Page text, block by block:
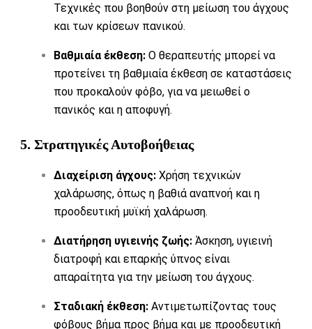
Τεχνικές που βοηθούν στη μείωση του άγχους
και των κρίσεων πανικού.
Βαθμιαία έκθεση:Ο θεραπευτής μπορεί να
προτείνει τη βαθμιαία έκθεση σε καταστάσεις
που προκαλούν φόβο, για να μειωθεί ο
πανικός και η αποφυγή.
5. Στρατηγικές Αυτοβοήθειας
Διαχείριση άγχους:Χρήση τεχνικών
χαλάρωσης, όπως η βαθιά αναπνοή και η
προοδευτική μυϊκή χαλάρωση.
Διατήρηση υγιεινής ζωής:Άσκηση, υγιεινή
διατροφή και επαρκής ύπνος είναι
απαραίτητα για την μείωση του άγχους.
Σταδιακή έκθεση:Αντιμετωπίζοντας τους
φόβους βήμα προς βήμα και με προοδευτική